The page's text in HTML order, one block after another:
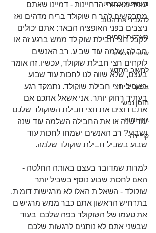
משמעת עצמית
להגביר את הטוב
מערכות יחסים
שינוי הרגלים
לחשוב מחדש
אפקטיביות
חוסן נפשי
גוף ומוח
קריירה
עומד מאחורי הדחיינות - דמיינו שאתם
מתבקשים להריח שוקולד בריח מדהים ואז
ניצבים בפני האופציה הבאה: אתם יכולים
לקבל חצי חבילת שוקולד ממש ברגע זה או
חבילה שלמה עוד שבוע. רב האנשים
לוקחים חצי חבילת שוקולד, עכשיו. זה אומר
בעצם, שלא שווה לנו לחכות עוד שבוע
בשביל חצי חבילת שוקולד. נתמקד רגע
בעתיד רחוק יותר. אני אשאל אתכם אם
אתם רוצים את חצי חבילת השוקולד שלכם
עוד שנה או את החבילה השלמה עוד שנה
ושבוע? רב האנשים ישמחו לחכות עוד
שבוע בשביל חבילת שוקולד שלמה.
למרות שמדובר בעצם באותה החלטה -
האם לחכות שבוע נוסף בשביל יותר
שוקולד - השאלות האלו לא מרגישות דומות.
בתרחיש הראשון אתם כבר ממש מרגישים
את טעמו של השוקולד בפה שלכם, בעוד
שבשני אתם לא נותנים לרגשות שלכם